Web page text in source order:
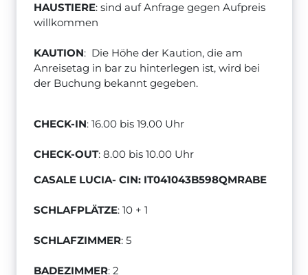
HAUSTIERE: sind auf Anfrage gegen Aufpreis
willkommen
KAUTION: Die Höhe der Kaution, die am
Anreisetag in bar zu hinterlegen ist, wird bei
der Buchung bekannt gegeben.
CHECK-IN: 16.00 bis 19.00 Uhr
CHECK-OUT: 8.00 bis 10.00 Uhr
CASALE LUCIA- CIN: IT041043B598QMRABE
SCHLAFPLÄTZE: 10 + 1
SCHLAFZIMMER: 5
BADEZIMMER: 2